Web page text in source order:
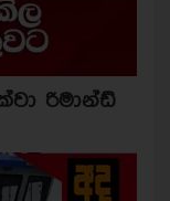
රිමාන්ඩ්